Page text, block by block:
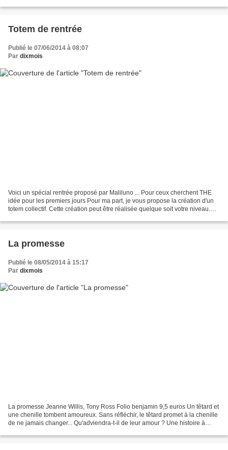
Totem de rentrée
Publié le 07/06/2014 à 08:07
Par dixmois
Voici un spécial rentrée proposé par Maliluno ... Pour ceux cherchent THE
idée pour les premiers jours Pour ma part, je vous propose la création d'un
totem collectif. Cette création peut être réalisée quelque soit votre niveau.
La promesse
Publié le 08/05/2014 à 15:17
Par dixmois
La promesse Jeanne Willis, Tony Ross Folio benjamin 9,5 euros Un têtard et
une chenille tombent amoureux. Sans réfléchir, le têtard promet à la chenille
de ne jamais changer... Qu'adviendra-t-il de leur amour ? Une histoire à